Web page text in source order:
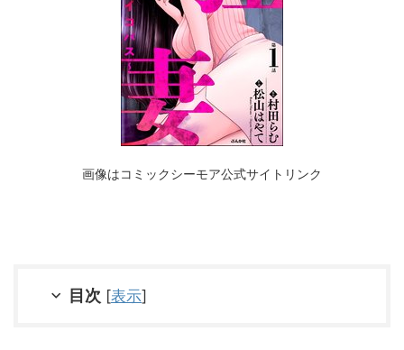
画像はコミックシーモア公式サイトリンク
目次 [表示]